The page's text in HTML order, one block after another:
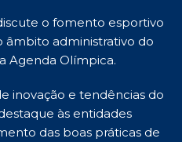
o fomento esportivo
âmbito administrativo do
Agenda Olímpica.
inovação e tendências do
às entidades
das boas práticas de